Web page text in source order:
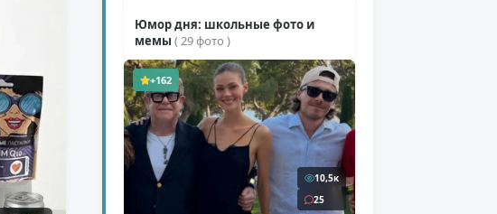
Юмор дня: школьные фото и
мемы ( 29 фото )
+162
10,5к
25